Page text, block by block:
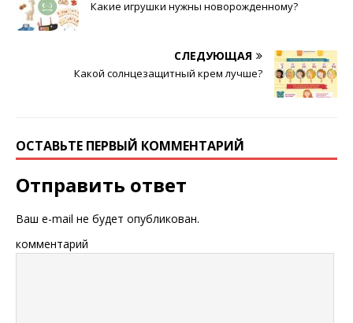
Какие игрушки нужны новорожденному?
СЛЕДУЮЩАЯ
Какой солнцезащитный крем лучше?
ОСТАВЬТЕ ПЕРВЫЙ КОММЕНТАРИЙ
Отправить ответ
Ваш e-mail не будет опубликован.
комментарий